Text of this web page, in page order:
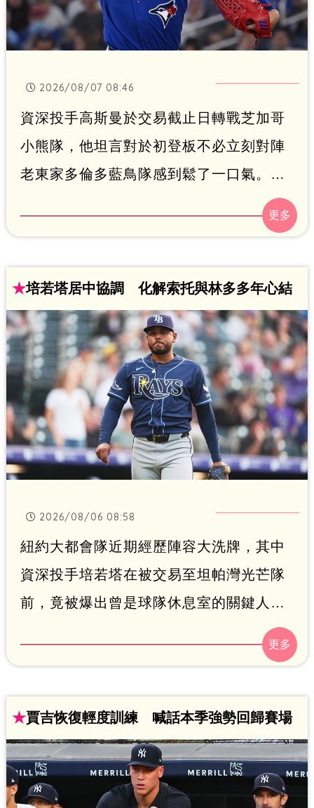
2026/08/07 08:46
資深投手高斯曼於交易截止日轉戰芝加哥
小熊隊，他坦言對於初登板不必立刻對陣
老東家多倫多藍鳥隊感到鬆了一口氣。高
斯曼將於週五對戰堪薩斯市皇家隊迎來首
秀，他表示面對前隊友在精神上會帶來巨
★培若塔居中協調 化解索托與林多多年心結
2026/08/06 08:58
紐約大都會隊近期經歷陣容大洗牌，其中
資深投手培若塔在被交易至坦帕灣光芒隊
前，竟被爆出曾是球隊休息室的關鍵人
物。據悉，培若塔在今年6月主動出面，針
對大都會兩大球星索托與林多之間長期緊
人隨後承認彼此互動確實改善，關係進步
神速。雖然培若塔本季場上表現下滑，最
終遭到交易，但這場成功化解隊內球星心
結的「破冰行動」，被外界視為他離隊前
★賈吉恢復輕度訓練 喊話本季強勢回歸賽場